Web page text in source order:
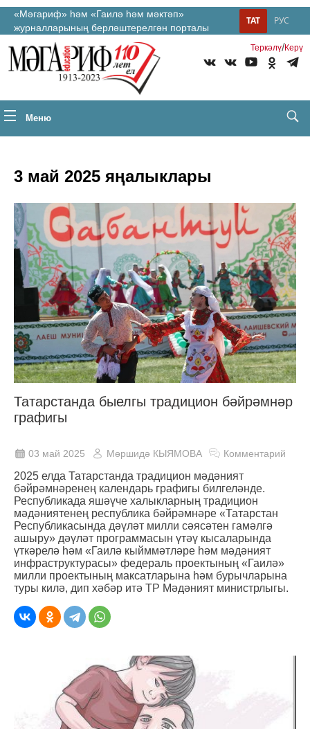
«Мәгариф» һәм «Гаилә һәм мәктәп»
журналларының берләштерелгән порталы
РУС
ТАТ
Теркəлү/Керү
Меню
3 май 2025 яңалыклары
Татарстанда быелгы традицион бәйрәмнәр
графигы
03 май 2025 Мөршидә КЫЯМОВА Комментарий
2025 елда Татарстанда традицион мәдәният
бәйрәмнәренең календарь графигы билгеләнде.
Республикада яшәүче халыкларның традицион
мәдәниятенең республика бәйрәмнәре «Татарстан
Республикасында дәүләт милли сәясәтен гамәлгә
ашыру» дәүләт программасын үтәү кысаларында
үткәрелә һәм «Гаилә кыйммәтләре һәм мәдәният
инфраструктурасы» федераль проектының «Гаилә»
милли проектының максатларына һәм бурычларына
туры килә, дип хәбәр итә ТР Мәдәният министрлыгы.